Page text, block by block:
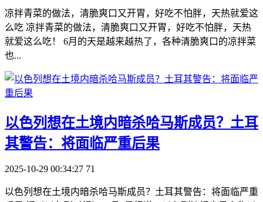
凉拌青菜的做法，清脆爽口又开胃，好吃不怕胖，天热就爱这
么吃 凉拌青菜的做法，清脆爽口又开胃，好吃不怕胖，天热
就爱这么吃！ 6月的天是越来越热了，各种清脆爽口的凉拌菜
也...
​以色列想在土境内暗杀哈马斯成员？土耳
其警告：将面临严重后果
2025-10-29 00:34:27 71
以色列想在土境内暗杀哈马斯成员？土耳其警告：将面临严重